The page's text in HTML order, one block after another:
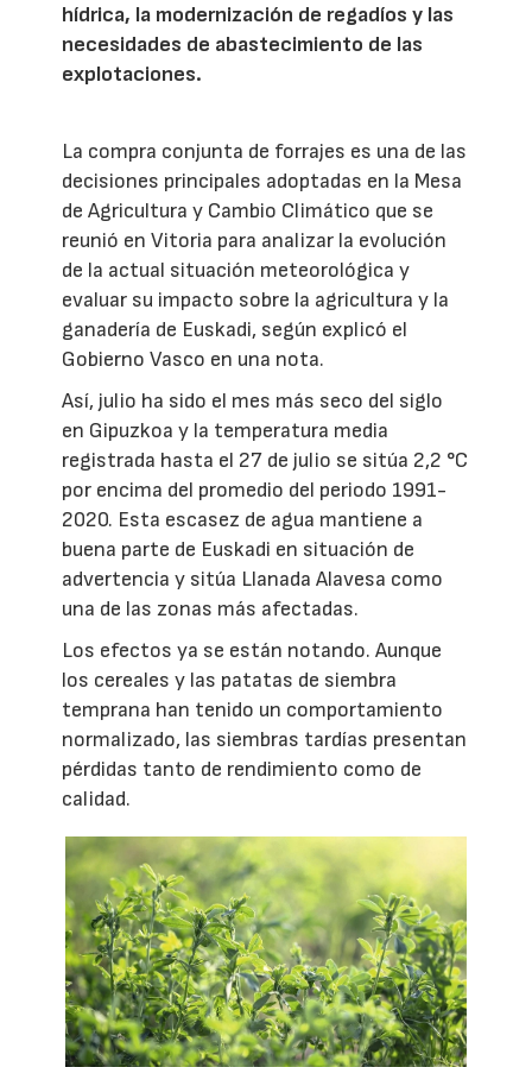
hídrica, la modernización de regadíos y las
necesidades de abastecimiento de las
explotaciones.
La compra conjunta de forrajes es una de las
decisiones principales adoptadas en la Mesa
de Agricultura y Cambio Climático que se
reunió en Vitoria para analizar la evolución
de la actual situación meteorológica y
evaluar su impacto sobre la agricultura y la
ganadería de Euskadi, según explicó el
Gobierno Vasco en una nota.
Así, julio ha sido el mes más seco del siglo
en Gipuzkoa y la temperatura media
registrada hasta el 27 de julio se sitúa 2,2 °C
por encima del promedio del periodo 1991-
2020. Esta escasez de agua mantiene a
buena parte de Euskadi en situación de
advertencia y sitúa Llanada Alavesa como
una de las zonas más afectadas.
Los efectos ya se están notando. Aunque
los cereales y las patatas de siembra
temprana han tenido un comportamiento
normalizado, las siembras tardías presentan
pérdidas tanto de rendimiento como de
calidad.